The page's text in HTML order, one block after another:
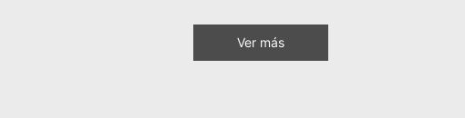
Ver más